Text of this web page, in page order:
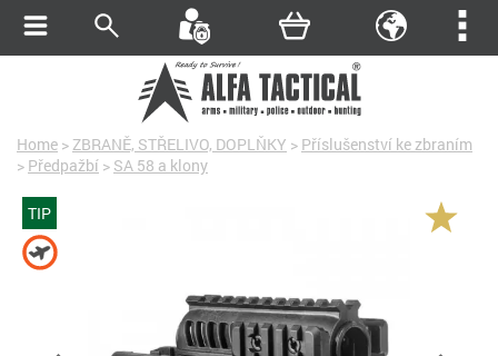
Home > ZBRANĚ, STŘELIVO, DOPLŇKY > Příslušenství ke zbraním
> Předpažbí > SA 58 a klony
TIP